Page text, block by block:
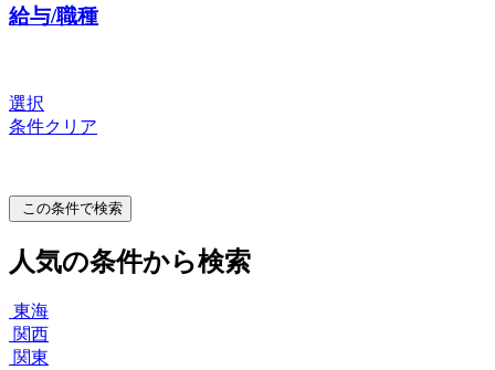
給与/職種
選択
条件クリア
この条件で検索
人気の条件から検索
東海
関西
関東